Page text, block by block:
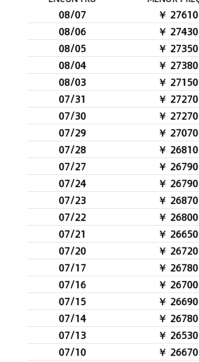
08/07 ￥ 27610
08/06
￥ 27430
08/05
￥ 27350
08/04
￥ 27380
08/03
￥ 27150
07/31
￥ 27270
07/30
￥ 27270
07/29
￥ 27070
07/28
￥ 26810
07/27
￥ 26790
07/24
￥ 26790
07/23
￥ 26870
07/22
￥ 26800
07/21
￥ 26650
07/20
￥ 26720
07/17
￥ 26780
07/16
￥ 26700
07/15
￥ 26690
07/14
￥ 26780
07/13
￥ 26530
07/10
￥ 26670